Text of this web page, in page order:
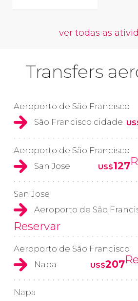
ver todas as
Transfers
Aeroporto de São Francisco
São Francisco cidade
Aeroporto de São Francisco
San Jose
US$127
San Jose
Aeroporto de São
Reservar
Aeroporto de São Francisco
Napa
US$207
Napa